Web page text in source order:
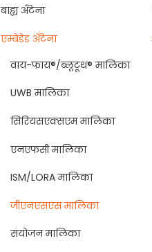
बाह्य अँटेना
एम्बेडेड अँटेना
वाय-फाय®/ब्लूटूथ® मालिका
UWB मालिका
सिरियसएक्सएम मालिका
एनएफसी मालिका
ISM/LORA मालिका
जीएनएसएस मालिका
संयोजन मालिका